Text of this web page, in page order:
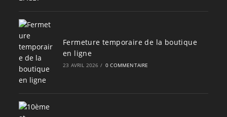
Fermeture temporaire de la boutique
en ligne
23 AVRIL 2026 / 0 COMMENTAIRE